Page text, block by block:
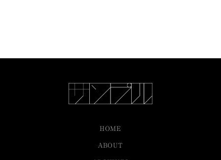
HOME
ABOUT